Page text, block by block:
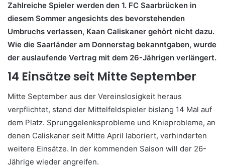
Zahlreiche Spieler werden den 1. FC Saarbrücken in
diesem Sommer angesichts des bevorstehenden
Umbruchs verlassen, Kaan Caliskaner gehört nicht dazu.
Wie die Saarländer am Donnerstag bekanntgaben, wurde
der auslaufende Vertrag mit dem 26-Jährigen verlängert.
14 Einsätze seit Mitte September
Mitte September aus der Vereinslosigkeit heraus
verpflichtet, stand der Mittelfeldspieler bislang 14 Mal auf
dem Platz. Sprunggelenksprobleme und Knieprobleme, an
denen Caliskaner seit Mitte April laboriert, verhinderten
weitere Einsätze. In der kommenden Saison will der 26-
Jährige wieder angreifen.